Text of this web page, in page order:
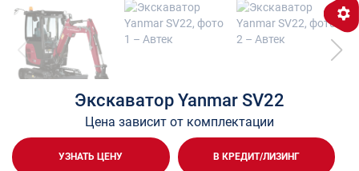
Экскаватор Yanmar SV22
Цена зависит от комплектации
УЗНАТЬ ЦЕНУ В КРЕДИТ/ЛИЗИНГ